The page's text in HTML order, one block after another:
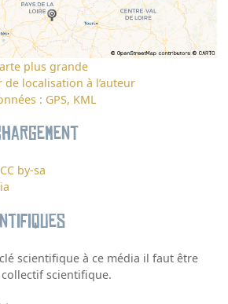
plus grande
localisation à l’auteur
: GPS, KML
CC by-sa
scientifique à ce média il faut être
scientifique.